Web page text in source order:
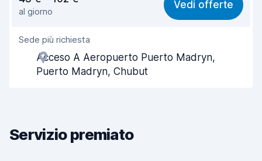
Facile da trovare 8,3
Gentilezza degli agenti
Rapidità del ritiro
Condizioni dell'auto
al giorno
Vedi offerte
Sede più richiesta
Acceso A Aeropuerto Puerto Madryn,
Puerto Madryn, Chubut
Servizio premiato